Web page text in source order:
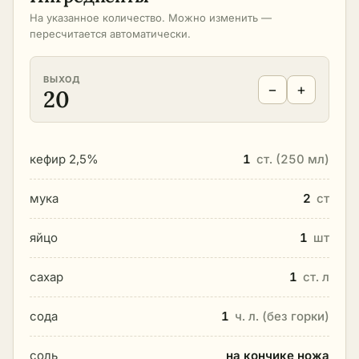
На указанное количество. Можно изменить —
пересчитается автоматически.
ВЫХОД
20 − +
кефир 2,5% 1 ст. (250 мл)
мука 2 ст
яйцо 1 шт
сахар 1 ст. л
сода 1 ч. л. (без горки)
соль на кончике ножа